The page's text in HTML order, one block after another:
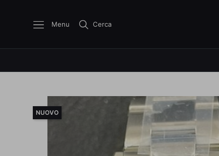
Menu Cerca
NUOVO